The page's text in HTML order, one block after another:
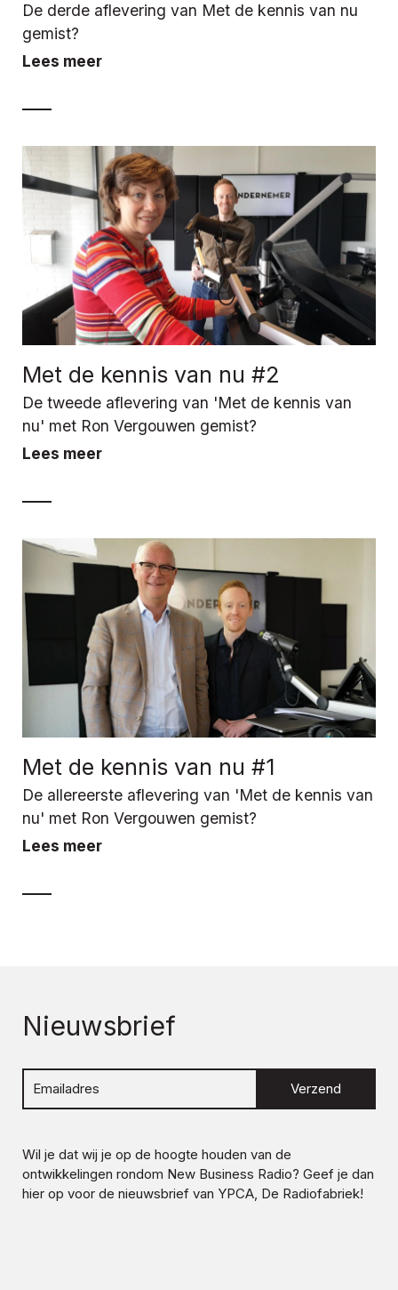
De derde aflevering van Met de kennis van nu
gemist?
Lees meer
Met de kennis van nu #2
De tweede aflevering van 'Met de kennis van
nu' met Ron Vergouwen gemist?
Lees meer
Met de kennis van nu #1
De allereerste aflevering van 'Met de kennis van
nu' met Ron Vergouwen gemist?
Lees meer
Nieuwsbrief
Verzend
Wil je dat wij je op de hoogte houden van de
ontwikkelingen rondom New Business Radio? Geef je dan
hier op voor de nieuwsbrief van YPCA, De Radiofabriek!